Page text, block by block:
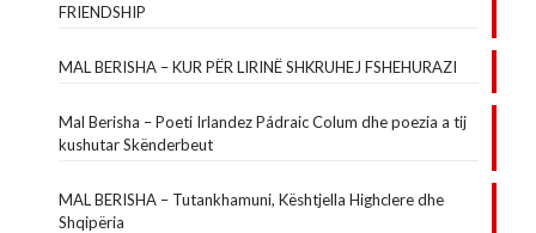
FRIENDSHIP
MAL BERISHA – KUR PËR LIRINË SHKRUHEJ FSHEHURAZI
Mal Berisha – Poeti Irlandez Pádraic Colum dhe poezia a tij
kushutar Skënderbeut
MAL BERISHA – Tutankhamuni, Kështjella Highclere dhe
Shqipëria